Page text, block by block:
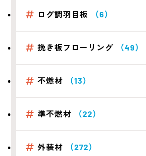
ログ調羽目板 （6）
挽き板フローリング （49）
不燃材 （13）
準不燃材 （22）
外装材 （272）